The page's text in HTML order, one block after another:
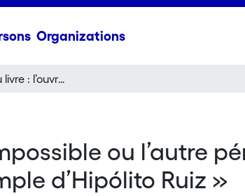
Organizations
« Du carnet au livre : l’ouvrage impossible ou l’autre périple des savants au retour d’Amérique du Sud. L’Exemple d’Hipólito Ruiz »
ou l’autre
d’Hipólito Ruiz »